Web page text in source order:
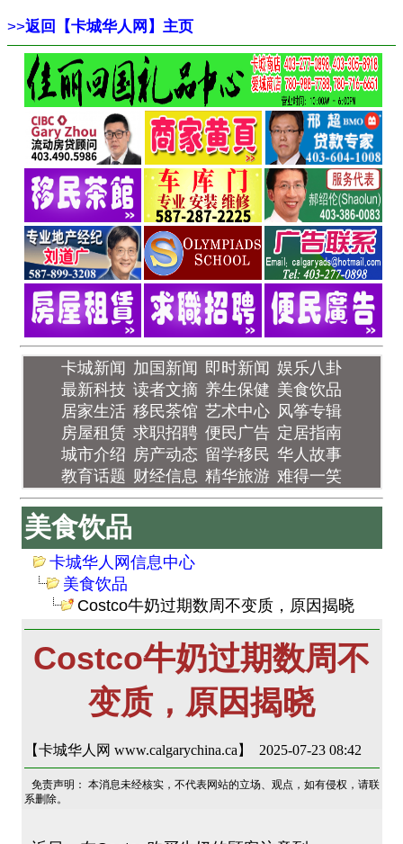
>>返回【卡城华人网】主页
卡城新闻 加国新闻 即时新闻 娱乐八卦
最新科技 读者文摘 养生保健 美食饮品
居家生活 移民茶馆 艺术中心 风筝专辑
房屋租赁 求职招聘 便民广告 定居指南
城市介绍 房产动态 留学移民 华人故事
教育话题 财经信息 精华旅游 难得一笑
美食饮品
卡城华人网信息中心
美食饮品
Costco牛奶过期数周不变质，原因揭晓
Costco牛奶过期数周不
变质，原因揭晓
【卡城华人网 www.calgarychina.ca】 2025-07-23 08:42
免责声明： 本消息未经核实，不代表网站的立场、观点，如有侵权，请联
系删除。